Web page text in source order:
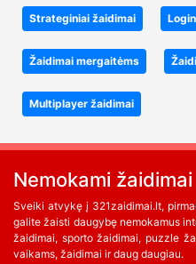
Strateginiai žaidimai
Žaidimai mergaitėms
Multiplayer žaidimai
Nemokami žaidimai
Sveiki atvykę į 321zaidimai.lt,
galite žaisti daugybę nemokamus
žaidimai, sporto žaidimai, puzzle
vaikams, žaidimai ir daug daugiau.